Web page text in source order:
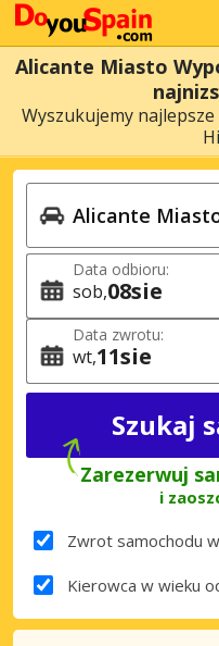
Alicante Miasto
Wyszukujemy
Data odbioru:
sob 08sie
Data zwrotu:
wt 11sie
Zarezerwuj
i
Zwrot samochodu
Kierowca w wieku